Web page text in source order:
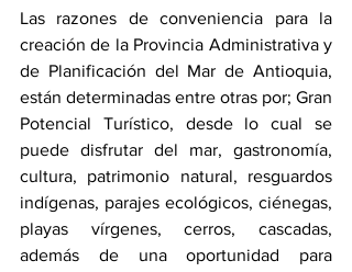
Las razones de conveniencia para la
creación de la Provincia Administrativa y
de Planificación del Mar de Antioquia,
están determinadas entre otras por; Gran
Potencial Turístico, desde lo cual se
puede disfrutar del mar, gastronomía,
cultura, patrimonio natural, resguardos
indígenas, parajes ecológicos, ciénegas,
playas vírgenes, cerros, cascadas,
además de una oportunidad para